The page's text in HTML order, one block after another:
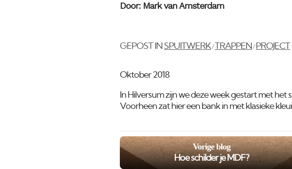
Door: Mark van Amsterdam
GEPOST IN SPUITWERK/ TRAPPEN / PROJECT
Oktober 2018
In Hilversum zijn we deze week gestart met
Voorheen zat hier een bank in met klasieke
Vorige blog
Hoe schilder je MDF?